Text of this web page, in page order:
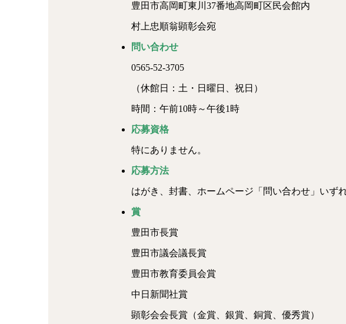
豊田市高岡町東川37番地高岡町区民会館内
村上忠順翁顕彰会宛
問い合わせ
0565-52-3705
（休館日：土・日曜日、祝日）
時間：午前10時～午後1時
応募資格
特にありません。
応募方法
はがき、封書、ホームページ「問い合わせ」いず
賞
豊田市長賞
豊田市議会議長賞
豊田市教育委員会賞
中日新聞社賞
顕彰会会長賞（金賞、銀賞、銅賞、優秀賞）